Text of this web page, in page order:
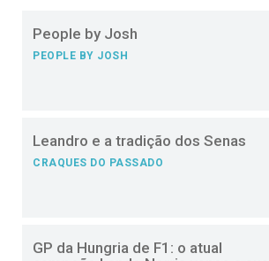
People by Josh
PEOPLE BY JOSH
Leandro e a tradição dos Senas
CRAQUES DO PASSADO
GP da Hungria de F1: o atual